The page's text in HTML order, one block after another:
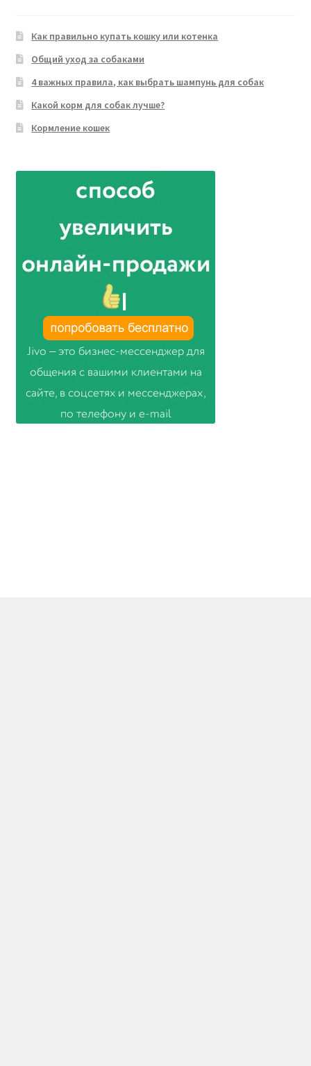
Как правильно купать кошку или котенка
Общий уход за собаками
4 важных правила, как выбрать шампунь для собак
Какой корм для собак лучше?
Кормление кошек